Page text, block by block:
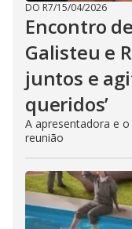
DO R7/15/04/2026
Encontro
Galisteu e
juntos e
queridos’
A apresentadora e
reunião